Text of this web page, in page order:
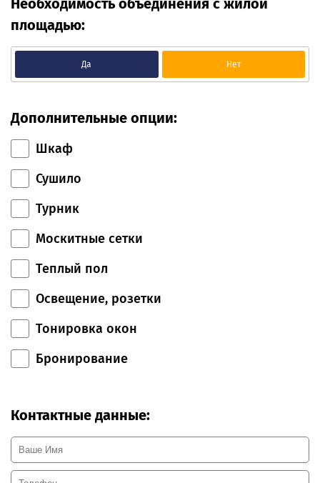
площадью:
Да Нет
Дополнительные опции:
Шкаф
Сушило
Турник
Москитные сетки
Теплый пол
Освещение, розетки
Тонировка окон
Бронирование
Контактные данные: